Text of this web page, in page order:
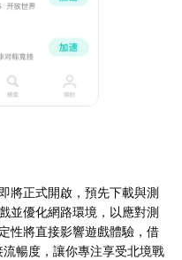
將正式開啟，預先下載與測
並優化網路環境，以應對測
性將直接影響遊戲體驗，借
流暢度，讓你專注享受北境戰